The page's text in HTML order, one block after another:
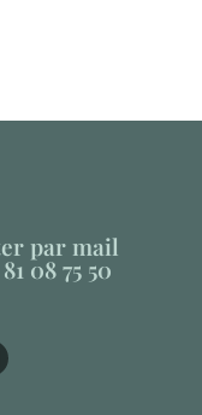
par mail
08 75 50